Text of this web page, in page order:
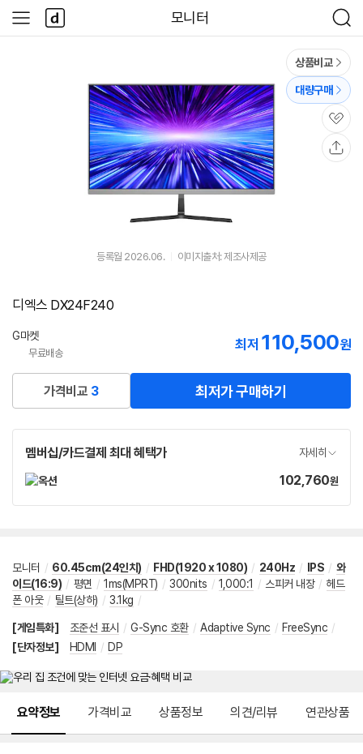
모니터
검
색
사
이
다
나
와
상품비교
대량구매
관
심
등록월 2026.06. 이미지출처: 제조사제공
디엑스 DX24F240
G마켓
무료배송
최저 110,500원
가격비교 3 최저가 구매하기
멤버십/카드결제 최대 혜택가 자세히
가
102,760원
모니터 / 60.45cm(24인치) / FHD(1920 x 1080) / 240Hz / IPS / 와
이드(16:9) / 평면 / 1ms(MPRT) / 300nits / 1,000:1 / 스피커 내장 / 헤드
폰 아웃 / 틸트(상하) / 3.1kg /
[게임특화] 조준선 표시 / G-Sync 호환 / Adaptive Sync / FreeSync /
[단자정보]
HDMI / DP
요약정보 가격비교 상품정보 의견/리뷰 연관상품